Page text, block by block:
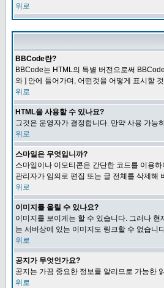
위로
BBCode란?
BBCode는 HTML의 특별 버전으로써
와 ] 안에 들어가며, 어떤것을 어떻게 표시할
위로
HTML을 사용할 수 있나요?
그것은 운영자가 결정합니다. 만약 사용 가능
위로
스마일은 무엇입니까?
스마일이나 이모티콘은 간단한 코드를 이용
관리자가 임의로 편집 또는 글 전체를 삭제해
위로
이미지를 올릴 수 있나요?
이미지를 보이게는 할 수 있습니다. 그러나
는 서버상에 있는 이미지도 링크할 수 없습니
위로
공지가 무엇인가요?
공지는 가끔 중요한 정보를 알리므로 가능한
위로